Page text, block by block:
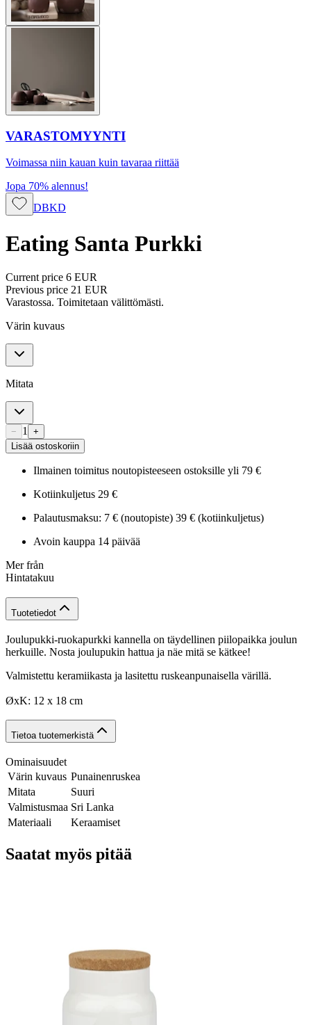
VARASTOMYYNTI
Voimassa niin kauan kuin tavaraa riittää
Jopa 70% alennus!
DBKD
Eating Santa Purkki
Current price 6 EUR
Previous price 21 EUR
Varastossa. Toimitetaan välittömästi.
Värin kuvaus
Mitata
− 1
+
Lisää ostoskoriin
Ilmainen toimitus noutopisteeseen ostoksille yli 79 €
Kotiinkuljetus 29 €
Palautusmaksu: 7 € (noutopiste) 39 € (kotiinkuljetus)
Avoin kauppa 14 päivää
Mer från
Hintatakuu
Tuotetiedot
Joulupukki-ruokapurkki kannella on täydellinen piilopaikka joulun
herkuille. Nosta joulupukin hattua ja näe mitä se kätkee!
Valmistettu keramiikasta ja lasitettu ruskeanpunaisella värillä.
ØxK: 12 x 18 cm
Tietoa tuotemerkistä
Ominaisuudet
Värin kuvaus Punainenruskea
Mitata
Suuri
Valmistusmaa Sri Lanka
Materiaali
Keraamiset
Saatat myös pitää